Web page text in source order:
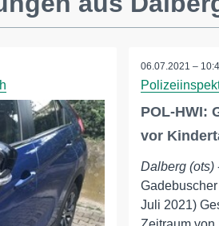
06.07.2021 –
POL-HWI:
vor
Dalberg (ots)
Juli 2021)